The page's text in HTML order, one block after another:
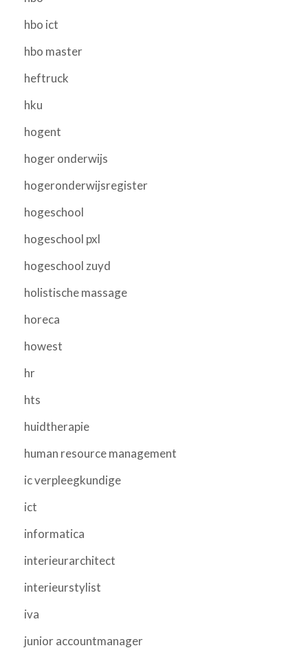
hbo ict
hbo master
heftruck
hku
hogent
hoger onderwijs
hogeronderwijsregister
hogeschool
hogeschool pxl
hogeschool zuyd
holistische massage
horeca
howest
hr
hts
huidtherapie
human resource management
ic verpleegkundige
ict
informatica
interieurarchitect
interieurstylist
iva
junior accountmanager